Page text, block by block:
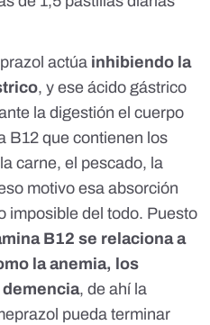
actúa inhibiendo la
, y ese ácido gástrico
la digestión el cuerpo
B12 que contienen los
carne, el pescado, la
motivo esa absorción
imposible del todo. Puesto
B12 se relaciona a
laanemia, los
, de ahí la
pueda terminar